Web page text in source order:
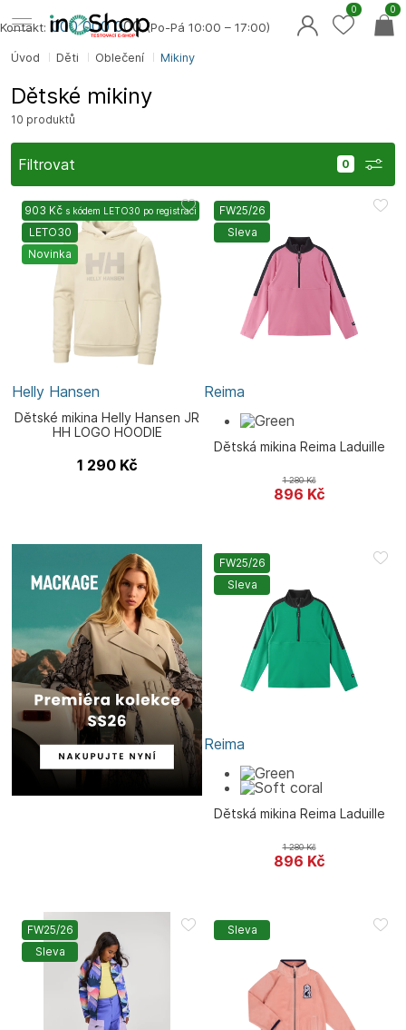
Úvod Děti Oblečení Mikiny
Dětské mikiny
10 produktů
Filtrovat
903 Kč s kódem LETO30 po registraci
LETO30
Novinka
Helly Hansen
Dětské mikina Helly Hansen JR
HH LOGO HOODIE
1 290 Kč
FW25/26
Sleva
Reima
Dětská mikina Reima Laduille
896 Kč
1 280Kč
FW25/26
Sleva
Reima
Dětská mikina Reima Laduille
896 Kč
1 280Kč
FW25/26
Sleva
Sleva
Kontakt: 000 000 000(Po-Pá 10:00 – 17:00)
0
0